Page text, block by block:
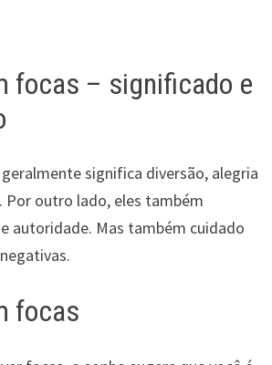
focas – significado e
significa diversão, alegria
Por outro lado, eles também
autoridade. Mas também cuidado
focas